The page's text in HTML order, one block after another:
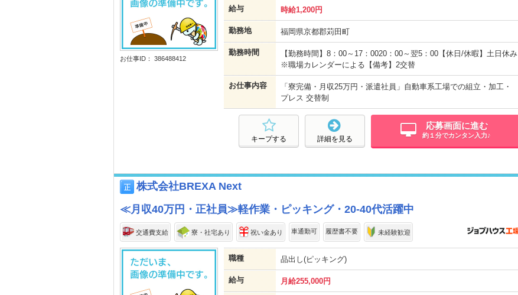
お仕事ID： 386488412
給与 時給1,200円
勤務地 福岡県京都郡苅田町
勤務時間
【勤務時間】8：00～17：0020：00～翌5：00【休日/休暇】土日休み
※職場カレンダーによる【備考】2交替
お仕事内容
「寮完備・月収25万円・派遣社員」自動車系工場での組立・加工・
プレス 交替制
応募画面に進む
約１分でカンタン入力♪
詳細を見る
キープする
株式会社BREXA Next
≪月収40万円・正社員≫軽作業・ピッキング・20-40代活躍中
交通費支給 寮・社宅あり 祝い金あり 車通勤可 履歴書不要 未経験歓迎
職種 品出し(ピッキング)
給与 月給255,000円